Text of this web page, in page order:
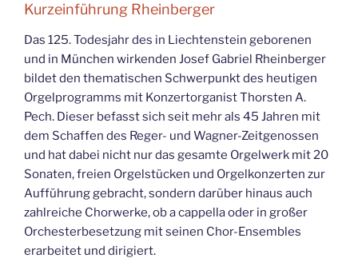
Kurzeinführung Rheinberger
Das 125. Todesjahr des in Liechtenstein geborenen
und in München wirkenden Josef Gabriel Rheinberger
bildet den thematischen Schwerpunkt des heutigen
Orgelprogramms mit Konzertorganist Thorsten A.
Pech. Dieser befasst sich seit mehr als 45 Jahren mit
dem Schaffen des Reger- und Wagner-Zeitgenossen
und hat dabei nicht nur das gesamte Orgelwerk mit 20
Sonaten, freien Orgelstücken und Orgelkonzerten zur
Aufführung gebracht, sondern darüber hinaus auch
zahlreiche Chorwerke, ob a cappella oder in großer
Orchesterbesetzung mit seinen Chor-Ensembles
erarbeitet und dirigiert.